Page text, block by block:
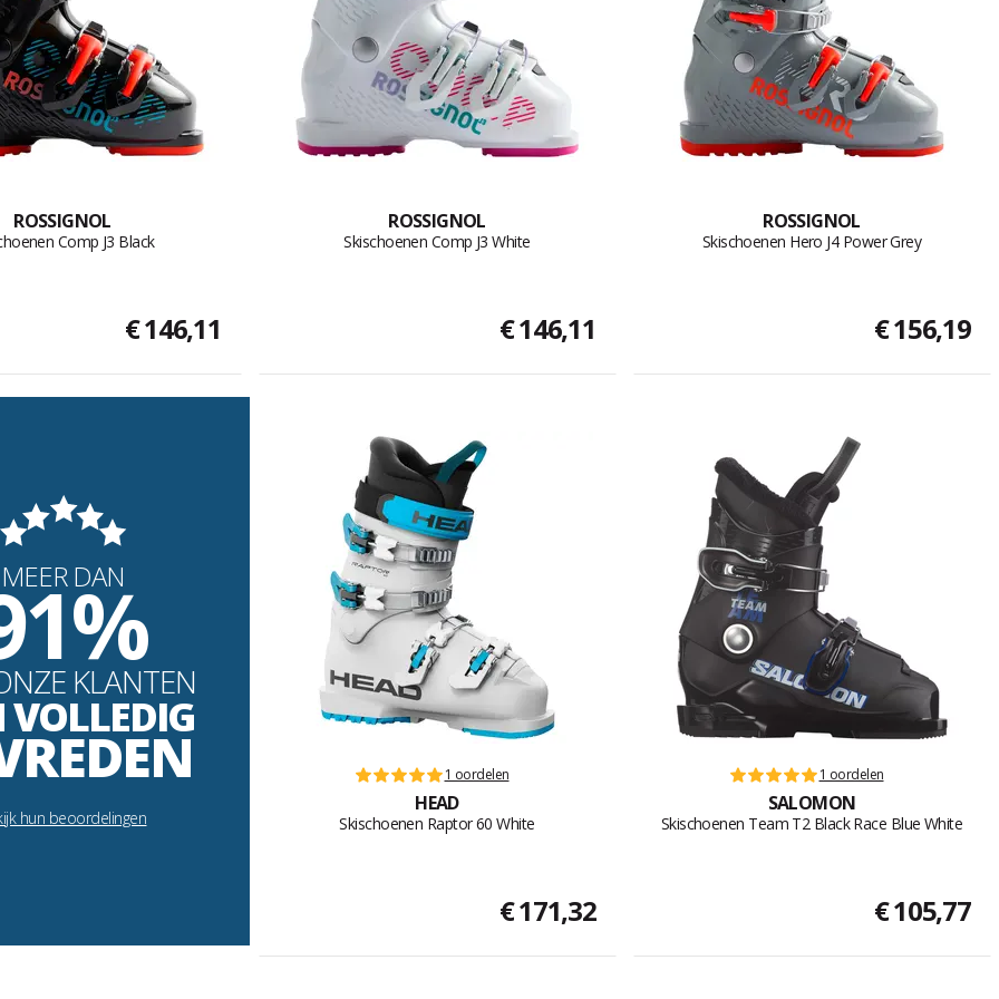
ROSSIGNOL
Comp J3 Black
€ 146,11
ROSSIGNOL
Skischoenen Comp J3 White
€ 146,11
ROSSIGNOL
Skischoenen Hero J4 Power Grey
€ 156,19
MEER DAN
KLANTEN
VOLLEDIG
hun beoordelingen
1 oordelen
HEAD
Skischoenen Raptor 60 White
€ 171,32
1 oordelen
SALOMON
Skischoenen Team T2 Black Race Blue White
€ 105,77